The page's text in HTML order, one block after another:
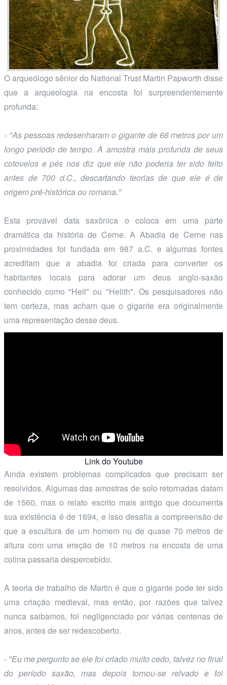
O arqueólogo sênior do National Trust Martin Papworth disse
que aarqueologia na encosta foi surpreendentemente
profunda:
- "As pessoas redesenharam o gigante de 66 metros por um
longo período de tempo. A amostra mais profunda de seus
cotovelos e pés nos diz que ele não poderia ter sido feito
antes de 700 d.C., descartando teorias de que ele é de
origem pré-histórica ou romana."
Esta provável data saxônica o coloca em uma parte
dramática da história de Cerne. A Abadia de Cerne nas
proximidades foi fundada em 987 a.C. e algumas fontes
acreditam que a abadia foi criada para converter os
habitantes locais para adorar um deus anglo-saxão
conhecido como "Heil" ou "Helith". Os pesquisadores não
tem certeza, mas acham que o gigante era originalmente
uma representação desse deus.
Link do Youtube
Ainda existem problemas complicados que precisam ser
resolvidos. Algumas das amostras de solo retornadas datam
de 1560, mas o relato escrito mais antigo que documenta
sua existência é de 1694, e isso desafia a compreensão de
que a escultura de um homem nu de quase 70 metros de
altura com uma ereção de 10 metros na encosta de uma
colina passaria despercebido.
A teoria de trabalho de Martin é que o gigante pode ter sido
uma criação medieval, mas então, por razões que talvez
nunca saibamos, foi negligenciado por várias centenas de
anos, antes de ser redescoberto.
- "Eu me pergunto se ele foi criado muito cedo, talvez no final
do período saxão, mas depois tornou-se relvado e foi